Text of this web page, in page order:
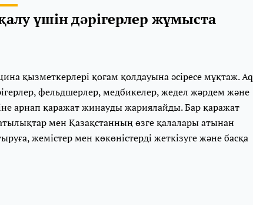
үшін дәрігерлер жұмыста
қызметкерлері қоғам қолдауына әсіресе мұқтаж. Aq
фельдшерлер, медбикелер, жедел жәрдем және
арнап қаражат жинауды жариялайды. Бар қаражат
мен Қазақстанның өзге қалалары атынан
жемістер мен көкөністерді жеткізуге және басқа